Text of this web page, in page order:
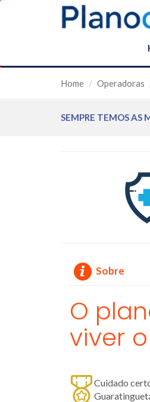
Home Operadoras
SEMPRE TEMOS AS
Sobre
O
viver
Cuidado